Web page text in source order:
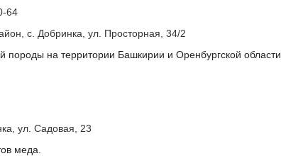
64
с. Добринка, ул. Просторная, 34/2
породы на территории Башкирии и Оренбургской области.
ул. Садовая, 23
меда.